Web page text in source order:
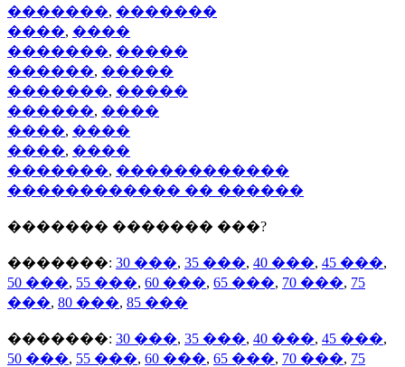
�������, �������
����, ����
�������, �����
������, �����
�������, �����
������, ����
����, ����
����, ����
�������, ������������
������������ �� ������
������� ������� ���?
�������: 30 ���, 35 ���, 40 ���, 45 ���,
50 ���, 55 ���, 60 ���, 65 ���, 70 ���, 75
���, 80 ���, 85 ���
�������: 30 ���, 35 ���, 40 ���, 45 ���,
50 ���, 55 ���, 60 ���, 65 ���, 70 ���, 75